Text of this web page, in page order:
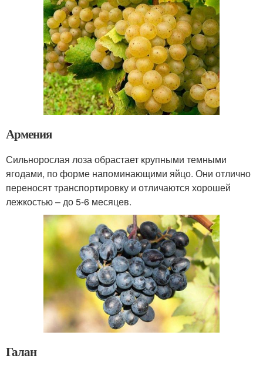
Армения
Сильнорослая лоза обрастает крупными темными
ягодами, по форме напоминающими яйцо. Они отлично
переносят транспортировку и отличаются хорошей
лежкостью – до 5-6 месяцев.
Галан